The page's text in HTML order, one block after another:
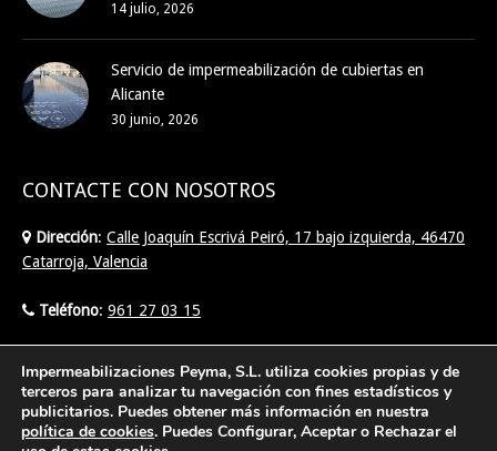
14 julio, 2026
Servicio de impermeabilización de cubiertas en
Alicante
30 junio, 2026
CONTACTE CON NOSOTROS
Dirección: Calle Joaquín Escrivá Peiró, 17 bajo izquierda, 46470
Catarroja, Valencia
Teléfono: 961 27 03 15
Find us on:
Impermeabilizaciones Peyma, S.L. utiliza cookies propias y de
terceros para analizar tu navegación con fines estadísticos y
publicitarios. Puedes obtener más información en nuestra
política de cookies. Puedes Configurar, Aceptar o Rechazar el